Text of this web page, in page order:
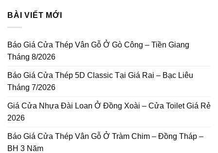
BÀI VIẾT MỚI
Báo Giá Cửa Thép Vân Gỗ Ở Gò Công – Tiền Giang
Tháng 8/2026
Báo Giá Cửa Thép 5D Classic Tại Giá Rai – Bạc Liêu
Tháng 7/2026
Giá Cửa Nhựa Đài Loan Ở Đồng Xoài – Cửa Toilet Giá Rẻ
2026
Báo Giá Cửa Thép Vân Gỗ Ở Tràm Chim – Đồng Tháp –
BH 3 Năm